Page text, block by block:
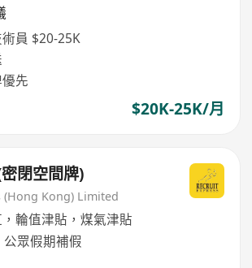
員 $20-25K
先
$20K-25K/月
閉空間牌)
(Hong Kong) Limited
輪值津貼，煤氣津貼
眾假期補假